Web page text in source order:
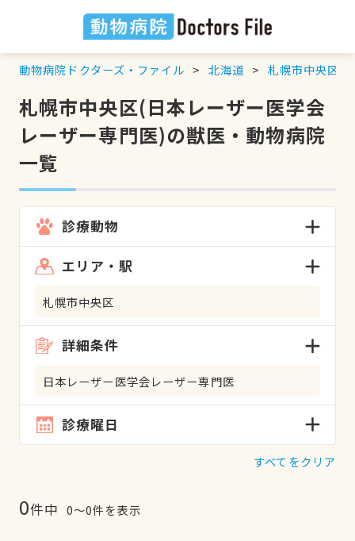
動物病院ドクターズ・ファイル 北海道 札幌市中央区
札幌市中央区(日本レーザー医学会
レーザー専門医)の獣医・動物病院
一覧
診療動物
エリア・駅
札幌市中央区
詳細条件
日本レーザー医学会レーザー専門医
診療曜日
すべてをクリア
0件中 0〜0件を表示